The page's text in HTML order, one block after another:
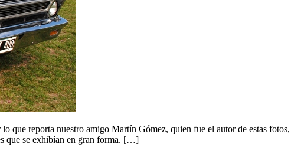
que reporta nuestro amigo Martín Gómez, quien fue el autor de estas
que se exhibían en gran forma. […]